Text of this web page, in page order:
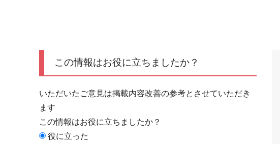
この情報はお役に立ちましたか？
いただいたご意見は掲載内容改善の参考とさせていただき
ます
この情報はお役に立ちましたか？
役に立った